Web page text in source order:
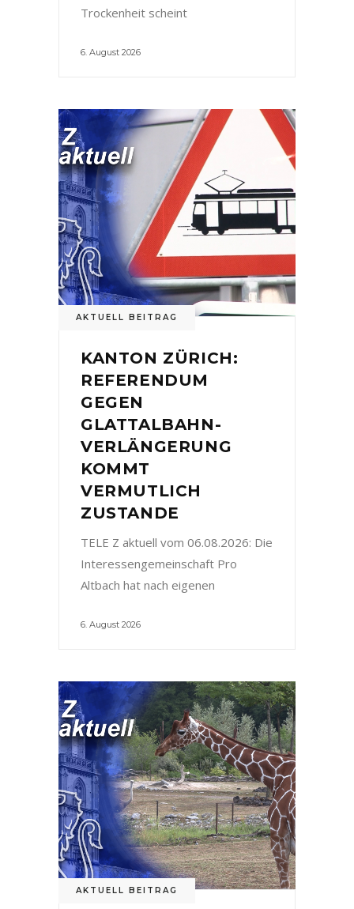
Trockenheit scheint
6. August 2026
AKTUELL BEITRAG
KANTON ZÜRICH:
REFERENDUM
GEGEN
GLATTALBAHN-
VERLÄNGERUNG
KOMMT
VERMUTLICH
ZUSTANDE
TELE Z aktuell vom 06.08.2026: Die
Interessengemeinschaft Pro
Altbach hat nach eigenen
6. August 2026
AKTUELL BEITRAG